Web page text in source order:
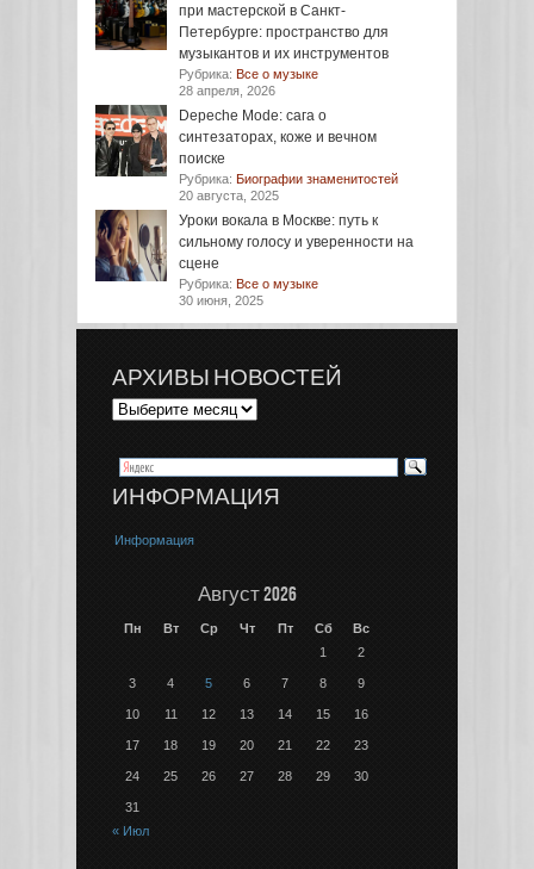
при мастерской в Санкт-
Петербурге: пространство для
музыкантов и их инструментов
Рубрика: Все о музыке
28 апреля, 2026
Depeche Mode: сага о
синтезаторах, коже и вечном
поиске
Рубрика: Биографии знаменитостей
20 августа, 2025
Уроки вокала в Москве: путь к
сильному голосу и уверенности на
сцене
Рубрика: Все о музыке
30 июня, 2025
АРХИВЫ НОВОСТЕЙ
ИНФОРМАЦИЯ
Информация
Август 2026
Пн Вт Ср Чт Пт Сб
Вс
1
2
3 4 5 6 7 8 9
10 11 12 13 14 15 16
17 18 19 20 21 22 23
24 25 26 27 28 29 30
31
« Июл